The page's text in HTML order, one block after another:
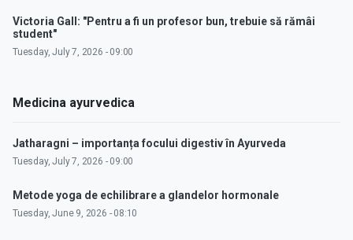
Victoria Gall: "Pentru a fi un profesor bun, trebuie să rămâi
student"
Tuesday, July 7, 2026 - 09:00
Medicina ayurvedica
Jatharagni – importanța focului digestiv în Ayurveda
Tuesday, July 7, 2026 - 09:00
Metode yoga de echilibrare a glandelor hormonale
Tuesday, June 9, 2026 - 08:10